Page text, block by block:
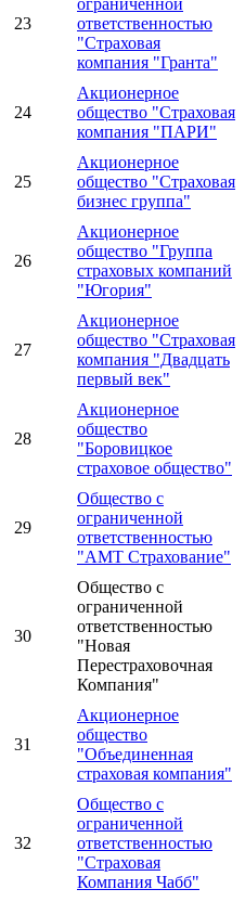
23
ограниченной
ответственностью
"Страховая
компания "Гранта"
24
Акционерное
общество "Страховая
компания "ПАРИ"
25
Акционерное
общество "Страховая
бизнес группа"
26
Акционерное
общество "Группа
страховых компаний
"Югория"
27
Акционерное
общество "Страховая
компания "Двадцать
первый век"
28
Акционерное
общество
"Боровицкое
страховое общество"
29
Общество с
ограниченной
ответственностью
"АМТ Страхование"
30
Общество с
ограниченной
ответственностью
"Новая
Перестраховочная
Компания"
31
Акционерное
общество
"Объединенная
страховая компания"
32
Общество с
ограниченной
ответственностью
"Страховая
Компания Чабб"